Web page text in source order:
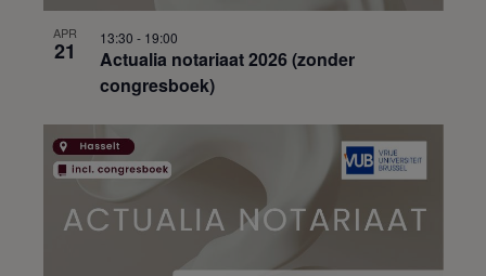
APR
21
Actualia notariaat 2026 (zonder
congresboek)
13:30 - 19:00